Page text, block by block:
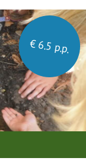
€ 6.5 p.p.